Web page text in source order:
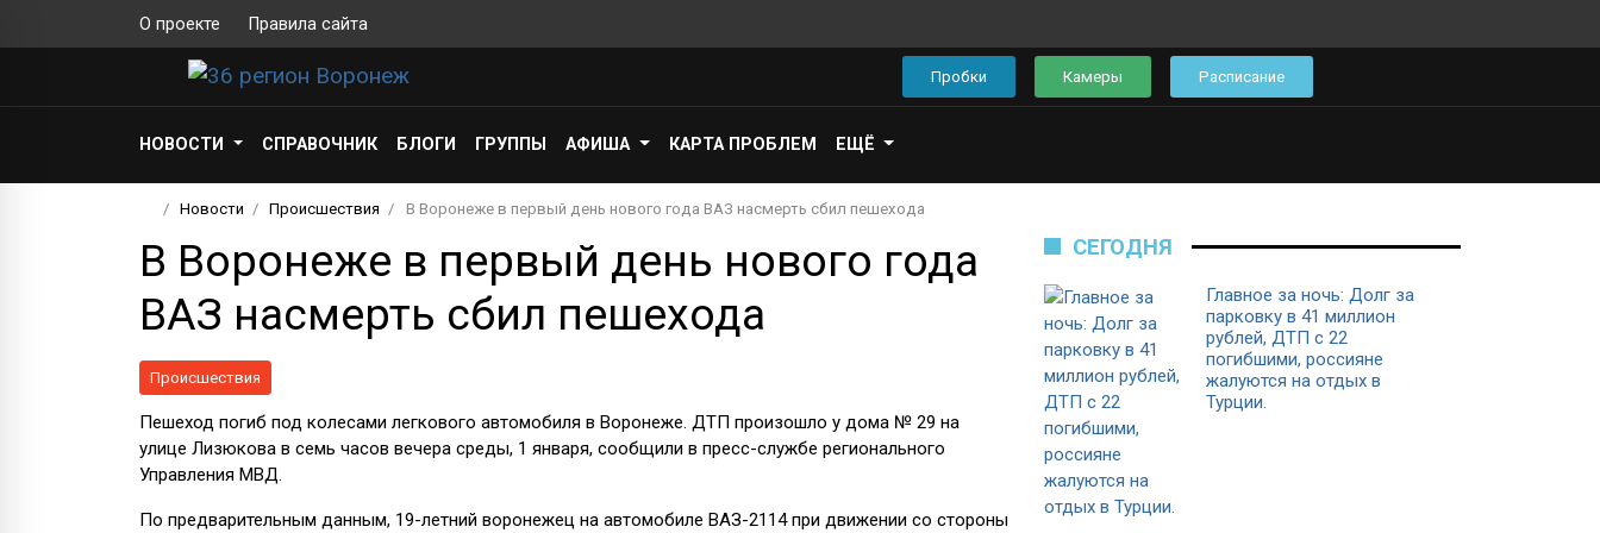
О проекте Правила сайта
Пробки Камеры Расписание
НОВОСТИ СПРАВОЧНИК БЛОГИ ГРУППЫ АФИША КАРТА ПРОБЛЕМ ЕЩЁ
Новости Происшествия В Воронеже в первый день нового года ВАЗ насмерть сбил пешехода
В Воронеже в первый день нового года
ВАЗ насмерть сбил пешехода
Происшествия
Пешеход погиб под колесами легкового автомобиля в Воронеже. ДТП произошло у дома № 29 на
улице Лизюкова в семь часов вечера среды, 1 января, сообщили в пресс-службе регионального
Управления МВД.
По предварительным данным, 19-летний воронежец на автомобиле ВАЗ-2114 при движении со стороны
СЕГОДНЯ
Главное за ночь: Долг за
парковку в 41 миллион
рублей, ДТП с 22
погибшими, россияне
жалуются на отдых в
Турции.